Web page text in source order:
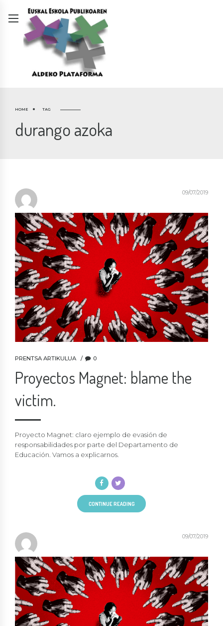
HOME TAG
durango azoka
09/07/2019
PRENTSA ARTIKULUA 0
Proyectos Magnet: blame the
victim.
Proyecto Magnet: claro ejemplo de evasión de
responsabilidades por parte del Departamento de
Educación. Vamos a explicarnos.
CONTINUE READING
09/07/2019